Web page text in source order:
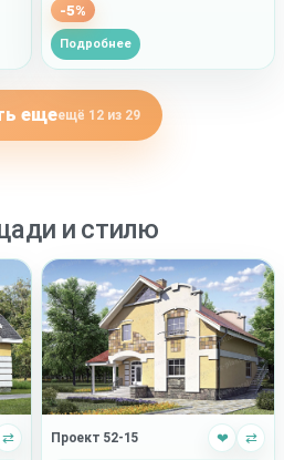
-5%
Подробнее
ещеещё 12 из 29
и стилю
⇄ Проект 52-15 ❤ ⇄